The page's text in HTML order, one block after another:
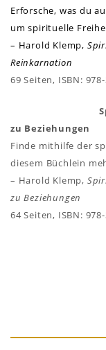
Erforsche, was du
um spirituelle
– Harold Klemp,
Reinkarnation
69 Seiten, ISBN:
zu Beziehungen
Finde mithilfe der
diesem Büchlein
– Harold Klemp,
zu Beziehungen
64 Seiten, ISBN: